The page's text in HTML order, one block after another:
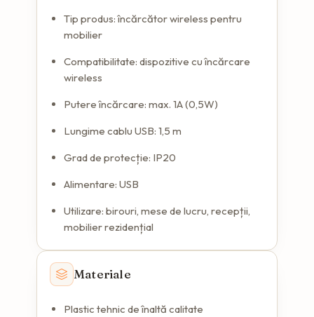
Tip produs: încărcător wireless pentru
mobilier
Compatibilitate: dispozitive cu încărcare
wireless
Putere încărcare: max. 1A (0,5W)
Lungime cablu USB: 1,5 m
Grad de protecție: IP20
Alimentare: USB
Utilizare: birouri, mese de lucru, recepții,
mobilier rezidențial
Materiale
Plastic tehnic de înaltă calitate